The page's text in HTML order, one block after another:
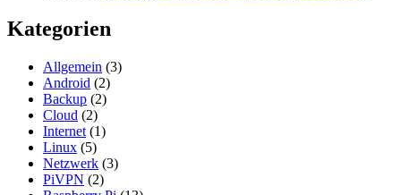
Kategorien
Allgemein (3)
Android (2)
Backup (2)
Cloud (2)
Internet (1)
Linux (5)
Netzwerk (3)
PiVPN (2)